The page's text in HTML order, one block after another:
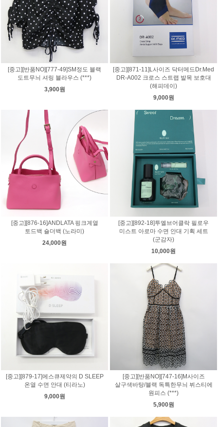
[중고][반품NO][777-49]SM정도 블랙
도트무늬 셔링 블라우스 (***)
3,900원
[중고][871-11]L사이즈 닥터메드Dr.Med
DR-A002 크로스 스트랩 발목 보호대
(해피데이)
9,000원
[중고][876-16]ANDLATA 핑크계열
토드백 숄더백 (노라미)
24,000원
[중고][892-18]투엘브어클락 필로우
미스트 아로마 수면 안대 기획 세트
(군감자)
10,000원
[중고][879-17]에스큐제약의 D SLEEP
온열 수면 안대 (티라노)
9,000원
[중고][반품NO][747-16]M사이즈
살구색바탕/블랙 독특한무늬 뷔스티에
원피스 (***)
5,900원